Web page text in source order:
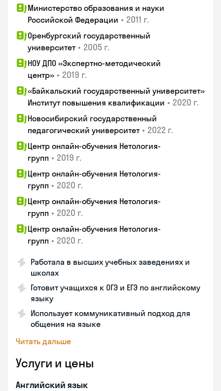
Министерство образования и науки
Российской Федерации • 2011 г.
Оренбургский государственный
университет • 2005 г.
НОУ ДПО «Экспертно-методический
центр» • 2019 г.
«Байкальский государственный университет»
Институт повышения квалификации • 2020 г.
Новосибирский государственный
педагогический университет • 2022 г.
Центр онлайн-обучения Нетология-
групп • 2019 г.
Центр онлайн-обучения Нетология-
групп • 2020 г.
Центр онлайн-обучения Нетология-
групп • 2020 г.
Центр онлайн-обучения Нетология-
групп • 2020 г.
Работала в высших учебных заведениях и
школах
Готовит учащихся к ОГЭ и ЕГЭ по английскому
языку
Использует коммуникативный подход для
общения на языке
Читать дальше
Услуги и цены
Английский язык